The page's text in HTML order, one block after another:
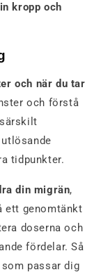
kropp och
och när du tar
och förstå
tidpunkter.
din migrän,
ett genomtänkt
doserna och
fördelar. Så
passar dig